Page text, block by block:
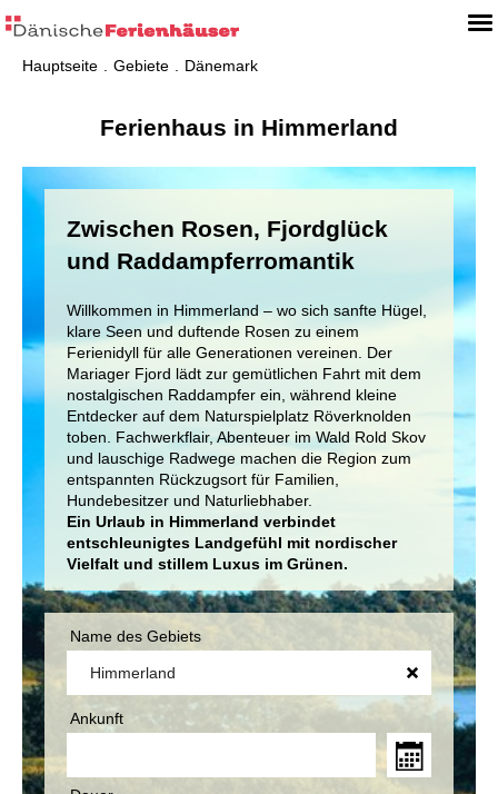
Hauptseite Gebiete Dänemark
Ferienhaus in Himmerland
Zwischen Rosen, Fjordglück
und Raddampferromantik
Willkommen in Himmerland – wo sich sanfte Hügel,
klare Seen und duftende Rosen zu einem
Ferienidyll für alle Generationen vereinen. Der
Mariager Fjord lädt zur gemütlichen Fahrt mit dem
nostalgischen Raddampfer ein, während kleine
Entdecker auf dem Naturspielplatz Röverknolden
toben. Fachwerkflair, Abenteuer im Wald Rold Skov
und lauschige Radwege machen die Region zum
entspannten Rückzugsort für Familien,
Hundebesitzer und Naturliebhaber.
Ein Urlaub in Himmerland verbindet
entschleunigtes Landgefühl mit nordischer
Vielfalt und stillem Luxus im Grünen.
Name des Gebiets
Ankunft